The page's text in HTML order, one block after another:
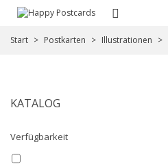
Start > Postkarten > Illustrationen >
KATALOG
Verfügbarkeit